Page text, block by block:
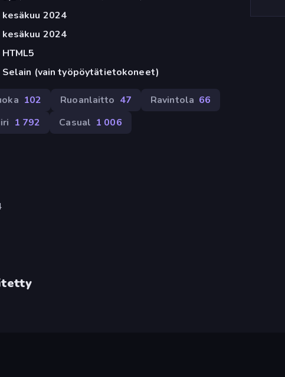
kesäkuu 2024
kesäkuu 2024
HTML5
Selain (vain työpöytätietokoneet)
102 Ruoanlaitto 47 Ravintola 66
1 792 Casual 1 006